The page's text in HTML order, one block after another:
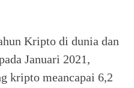
Kripto di dunia dan
Januari 2021,
kripto meancapai 6,2